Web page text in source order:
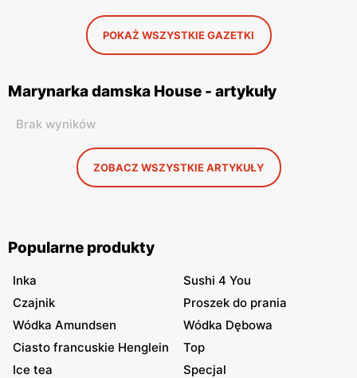
POKAŻ WSZYSTKIE GAZETKI
Marynarka damska House - artykuły
Brak wyników
ZOBACZ WSZYSTKIE ARTYKUŁY
Popularne produkty
Inka
Sushi 4 You
Czajnik
Proszek do prania
Wódka Amundsen
Wódka Dębowa
Ciasto francuskie Henglein
Top
Ice tea
Specjal